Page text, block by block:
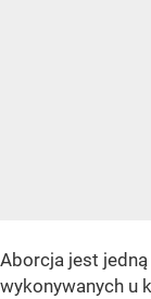
Aborcja jest
wykonywanych u